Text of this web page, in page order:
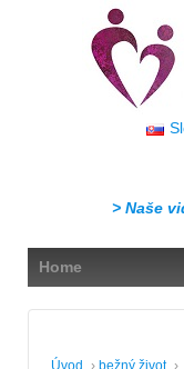
> Naše
Home
Úvod › bežný život ›